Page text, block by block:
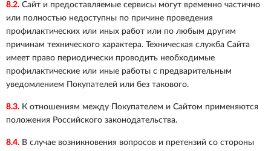
8.2. Сайт и предоставляемые сервисы могут временно частично
или полностью недоступны по причине проведения
профилактических или иных работ или по любым другим
причинам технического характера. Техническая служба Сайта
имеет право периодически проводить необходимые
профилактические или иные работы с предварительным
уведомлением Покупателей или без такового.
8.3. К отношениям между Покупателем и Сайтом применяются
положения Российского законодательства.
8.4. В случае возникновения вопросов и претензий со стороны